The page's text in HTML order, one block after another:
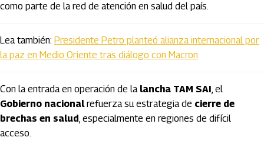
como parte de la red de atención en salud del país.
Lea también: Presidente Petro planteó alianza internacional por
la paz en Medio Oriente tras diálogo con Macron
Con la entrada en operación de la lancha TAM SAI, el
Gobierno nacionalrefuerza su estrategia de cierre de
brechas en salud, especialmente en regiones de difícil
acceso.